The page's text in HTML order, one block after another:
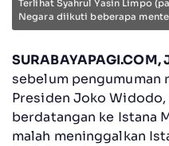
Terlihat Syahrul Yasin Limpo
Negara diikuti beberapa
SURABAYAPAGI.COM,
sebelum pengumuman
Presiden Joko
berdatangan ke Istana
malah meninggalkan